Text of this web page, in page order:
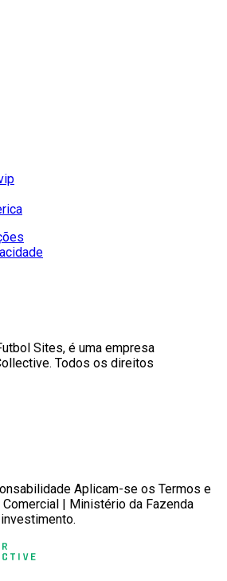
Sites, é uma empresa
Todos os direitos
Aplicam-se os Termos e
| Ministério da Fazenda